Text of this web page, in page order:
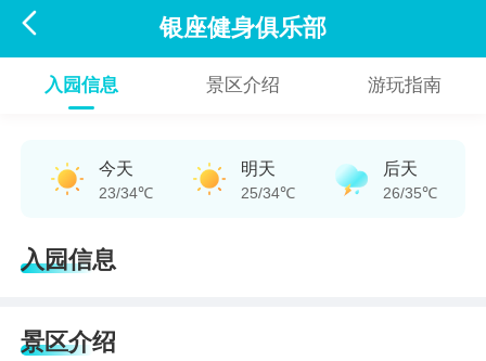
 银座健身俱乐部
入园信息 景区介绍 游玩指南
今天
23/34℃
明天
25/34℃
后天
26/35℃
入园信息
景区介绍